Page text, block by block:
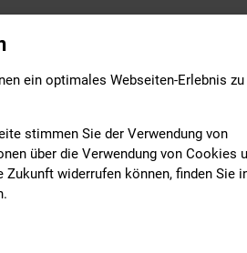
ein optimales Webseiten-Erlebnis zu
stimmen Sie der Verwendung von
über die Verwendung von Cookies
widerrufen können, finden Sie